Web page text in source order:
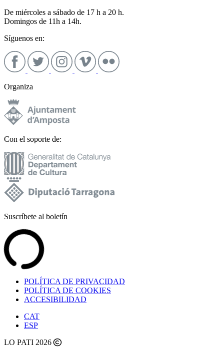
De miércoles a sábado de 17 h a 20 h.
Domingos de 11h a 14h.
Síguenos en:
Organiza
Con el soporte de:
Suscríbete al boletín
POLÍTICA DE PRIVACIDAD
POLÍTICA DE COOKIES
ACCESIBILIDAD
CAT
ESP
LO PATI 2026